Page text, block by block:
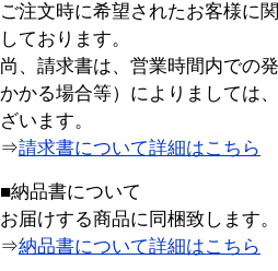
ご注文時に希望されたお客様に
しております。
尚、請求書は、営業時間内での
かかる場合等）によりましては
ざいます。
⇒請求書について詳細はこちら
■納品書について
お届けする商品に同梱致します。
⇒納品書について詳細はこちら